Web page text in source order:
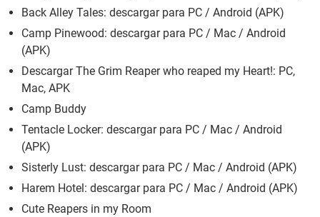
Back Alley Tales: descargar para PC / Android (APK)
Camp Pinewood: descargar para PC / Mac / Android
(APK)
Descargar The Grim Reaper who reaped my Heart!: PC,
Mac, APK
Camp Buddy
Tentacle Locker: descargar para PC / Mac / Android
(APK)
Sisterly Lust: descargar para PC / Mac / Android (APK)
Harem Hotel: descargar para PC / Mac / Android (APK)
Cute Reapers in my Room